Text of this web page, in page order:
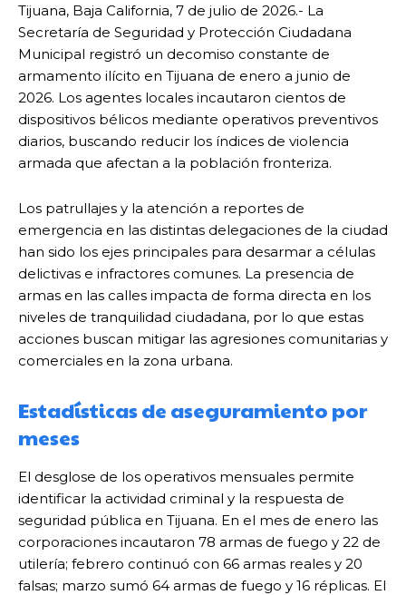
Tijuana, Baja California, 7 de julio de 2026.- La
Secretaría de Seguridad y Protección Ciudadana
Municipal registró un decomiso constante de
armamento ilícito en Tijuana de enero a junio de
2026. Los agentes locales incautaron cientos de
dispositivos bélicos mediante operativos preventivos
diarios, buscando reducir los índices de violencia
armada que afectan a la población fronteriza.
Los patrullajes y la atención a reportes de
emergencia en las distintas delegaciones de la ciudad
han sido los ejes principales para desarmar a células
delictivas e infractores comunes. La presencia de
armas en las calles impacta de forma directa en los
niveles de tranquilidad ciudadana, por lo que estas
acciones buscan mitigar las agresiones comunitarias y
comerciales en la zona urbana.
Estadísticas de aseguramiento por
meses
El desglose de los operativos mensuales permite
identificar la actividad criminal y la respuesta de
seguridad pública en Tijuana. En el mes de enero las
corporaciones incautaron 78 armas de fuego y 22 de
utilería; febrero continuó con 66 armas reales y 20
falsas; marzo sumó 64 armas de fuego y 16 réplicas. El